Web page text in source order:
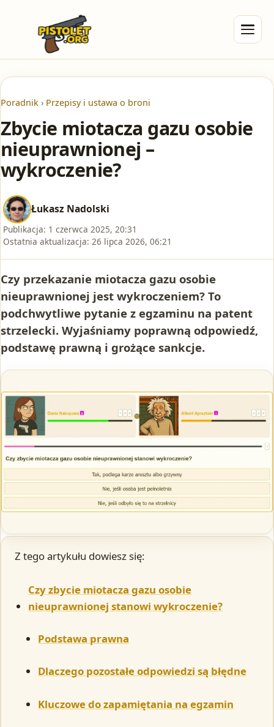
Poradnik › Przepisy i ustawa o broni
Zbycie miotacza gazu osobie
nieuprawnionej –
wykroczenie?
Łukasz Nadolski
Publikacja: 1 czerwca 2025, 20:31
Ostatnia aktualizacja: 26 lipca 2026, 06:21
Czy przekazanie miotacza gazu osobie
nieuprawnionej jest wykroczeniem? To
podchwytliwe pytanie z egzaminu na patent
strzelecki. Wyjaśniamy poprawną odpowiedź,
podstawę prawną i grożące sankcje.
Z tego artykułu dowiesz się:
Czy zbycie miotacza gazu osobie
nieuprawnionej stanowi wykroczenie?
Podstawa prawna
Dlaczego pozostałe odpowiedzi są błędne
Kluczowe do zapamiętania na egzamin